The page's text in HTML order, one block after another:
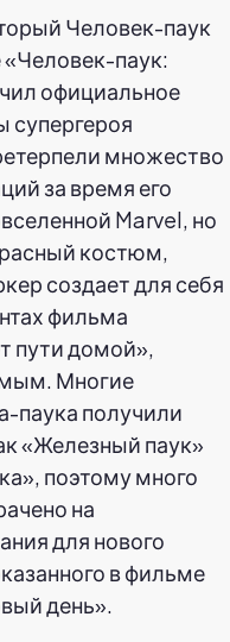
Человек-паук
паук:
официальное
супергероя
множество
за время его
Marvel, но
костюм,
создает для себя
фильма
пути домой»,
Многие
паука получили
«Железный паук»
поэтому много
на
для нового
в фильме
день».